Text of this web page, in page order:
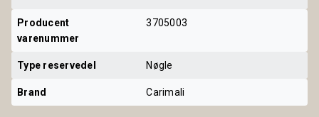
Producent
varenummer
3705003
Type reservedel Nøgle
Brand Carimali